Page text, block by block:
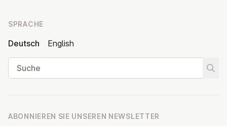
SPRACHE
Deutsch
English
Suche
ABONNIEREN SIE UNSEREN NEWSLETTER